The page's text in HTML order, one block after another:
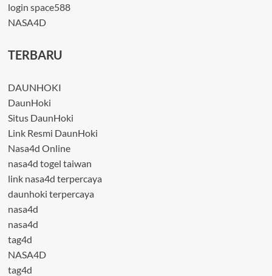
login space588
NASA4D
TERBARU
DAUNHOKI
DaunHoki
Situs DaunHoki
Link Resmi DaunHoki
Nasa4d Online
nasa4d togel taiwan
link nasa4d terpercaya
daunhoki terpercaya
nasa4d
nasa4d
tag4d
NASA4D
tag4d